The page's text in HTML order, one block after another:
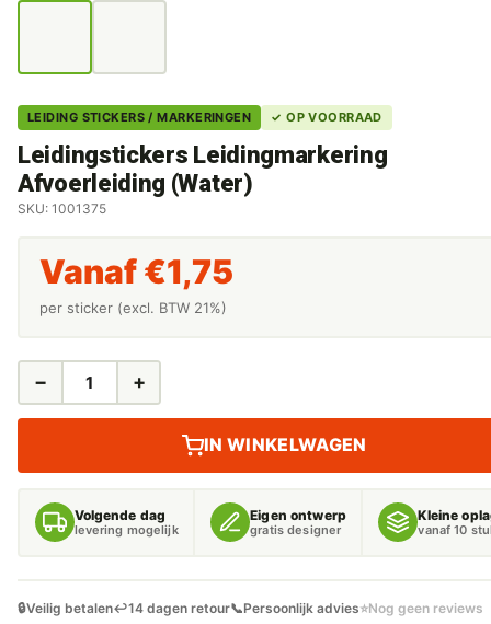
LEIDING STICKERS / MARKERINGEN ✓ OP VOORRAAD
Leidingstickers Leidingmarkering
Afvoerleiding (Water)
SKU: 1001375
Vanaf €1,75
per sticker (excl. BTW 21%)
LEIDINGSTICKERS
− +
IN WINKELWAGEN
Volgende dag
levering mogelijk
Eigen ontwerp
gratis designer
Kleine
vanaf 10
🔒Veilig betalen↩️14 dagen retour📞Persoonlijk advies⭐Nog geen reviews